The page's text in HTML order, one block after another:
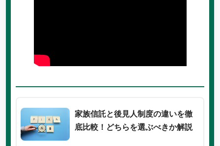
家族信託と後見人制度の違いを徹
底比較！どちらを選ぶべきか解説